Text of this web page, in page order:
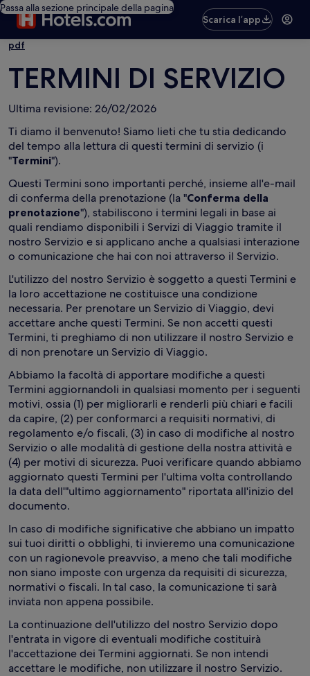
Passa alla sezione principale della pagina
Scarica l’app
pdf
TERMINI DI SERVIZIO
Ultima revisione: 26/02/2026
Ti diamo il benvenuto! Siamo lieti che tu stia dedicando
del tempo alla lettura di questi termini di servizio (i
"Termini").
Questi Termini sono importanti perché, insieme all'e-mail
di conferma della prenotazione (la "Conferma della
prenotazione"), stabiliscono i termini legali in base ai
quali rendiamo disponibili i Servizi di Viaggio tramite il
nostro Servizio e si applicano anche a qualsiasi interazione
o comunicazione che hai con noi attraverso il Servizio.
L'utilizzo del nostro Servizio è soggetto a questi Termini e
la loro accettazione ne costituisce una condizione
necessaria. Per prenotare un Servizio di Viaggio, devi
accettare anche questi Termini. Se non accetti questi
Termini, ti preghiamo di non utilizzare il nostro Servizio e
di non prenotare un Servizio di Viaggio.
Abbiamo la facoltà di apportare modifiche a questi
Termini aggiornandoli in qualsiasi momento per i seguenti
motivi, ossia (1) per migliorarli e renderli più chiari e facili
da capire, (2) per conformarci a requisiti normativi, di
regolamento e/o fiscali, (3) in caso di modifiche al nostro
Servizio o alle modalità di gestione della nostra attività e
(4) per motivi di sicurezza. Puoi verificare quando abbiamo
aggiornato questi Termini per l'ultima volta controllando
la data dell'"ultimo aggiornamento" riportata all'inizio del
documento.
In caso di modifiche significative che abbiano un impatto
sui tuoi diritti o obblighi, ti invieremo una comunicazione
con un ragionevole preavviso, a meno che tali modifiche
non siano imposte con urgenza da requisiti di sicurezza,
normativi o fiscali. In tal caso, la comunicazione ti sarà
inviata non appena possibile.
La continuazione dell'utilizzo del nostro Servizio dopo
l'entrata in vigore di eventuali modifiche costituirà
l'accettazione dei Termini aggiornati. Se non intendi
accettare le modifiche, non utilizzare il nostro Servizio.